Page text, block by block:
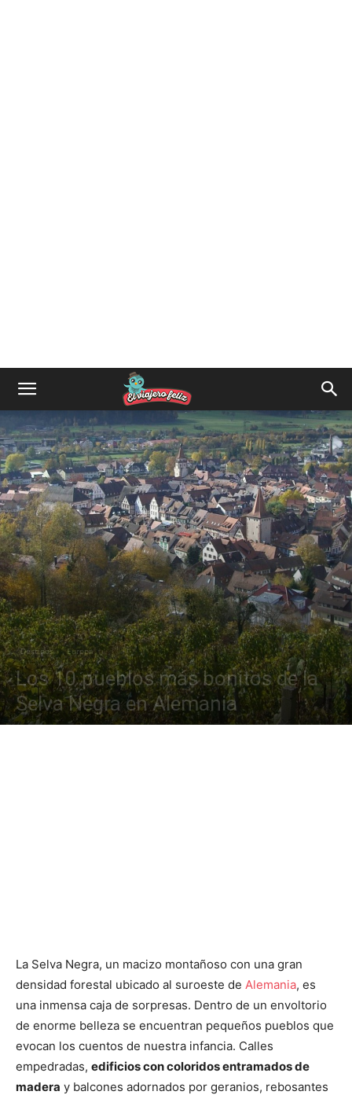
Destinos Europa
Los 10 pueblos más bonitos de la
Selva Negra en Alemania
La Selva Negra, un macizo montañoso con una gran
densidad forestal ubicado al suroeste de Alemania, es
una inmensa caja de sorpresas. Dentro de un envoltorio
de enorme belleza se encuentran pequeños pueblos que
evocan los cuentos de nuestra infancia. Calles
empedradas, edificios con coloridos entramados de
madera y balcones adornados por geranios, rebosantes